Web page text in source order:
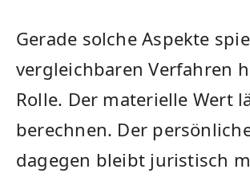
Gerade solche Aspekte
vergleichbaren Verfahren
Rolle. Der materielle Wert
berechnen. Der
dagegen bleibt juristisch